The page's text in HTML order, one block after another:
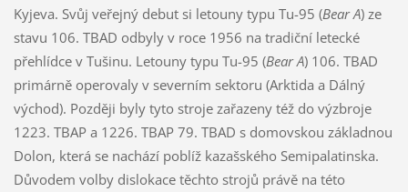
Kyjeva. Svůj veřejný debut si letouny typu Tu-95 (Bear A) ze
stavu 106. TBAD odbyly v roce 1956 na tradiční letecké
přehlídce v Tušinu. Letouny typu Tu-95 (Bear A) 106. TBAD
primárně operovaly v severním sektoru (Arktida a Dálný
východ). Později byly tyto stroje zařazeny též do výzbroje
1223. TBAP a 1226. TBAP 79. TBAD s domovskou základnou
Dolon, která se nachází poblíž kazašského Semipalatinska.
Důvodem volby dislokace těchto strojů právě na této